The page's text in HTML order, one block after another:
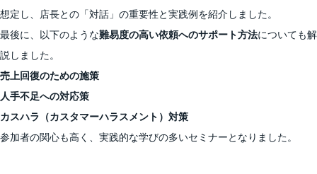
想定し、店長との「対話」の重要性と実践例を紹介しました。
最後に、以下のような難易度の高い依頼へのサポート方法についても解
説しました。
売上回復のための施策
人手不足への対応策
カスハラ（カスタマーハラスメント）対策
参加者の関心も高く、実践的な学びの多いセミナーとなりました。